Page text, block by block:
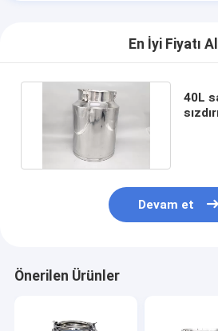
En İyi Fiyatı
40L
Devam et
Önerilen Ürünler